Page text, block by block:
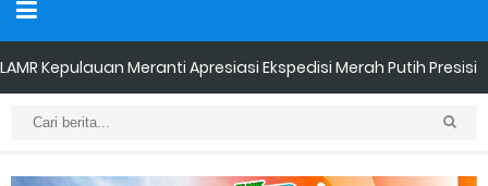
LAMR Kepulauan Meranti Apresiasi Ekspedisi Merah Putih Presisi
Ekspedisi merah putih presisi,polda riau tembus pulau